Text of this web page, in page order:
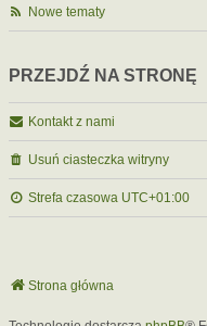
Nowe tematy
PRZEJDŹ NA STRONĘ
Kontakt z nami
Usuń ciasteczka witryny
Strefa czasowa UTC+01:00
Strona główna